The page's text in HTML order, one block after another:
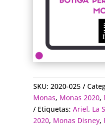
SKU:2020-025
Monas, Monas 2020,
Etiquetas:Ariel, La
2020, Monas Disney,